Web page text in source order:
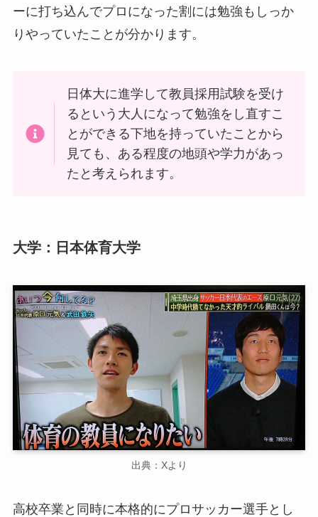
ーに打ち込んでプロになった割には勉強もしっか
りやっていたことが分かります。
日体大に進学して教員採用試験を受け
るという大人になって勉強をし直すこ
とができる下地を持っていたことから
見ても、ある程度の地頭や学力があっ
たと考えられます。
大学：日本体育大学
出典：Xより
高校卒業と同時に本格的にプロサッカー選手とし